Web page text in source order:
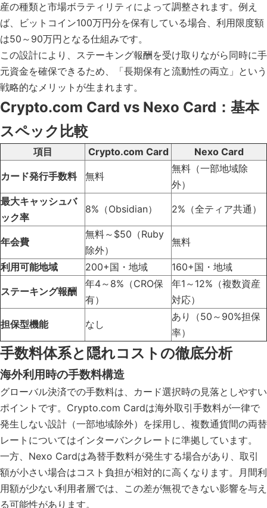
産の種類と市場ボラティリティによって調整されます。例え
ば、ビットコイン100万円分を保有している場合、利用限度額
は50～90万円となる仕組みです。
この設計により、ステーキング報酬を受け取りながら同時に手
元資金を確保できるため、「長期保有と流動性の両立」という
戦略的なメリットが生まれます。
Crypto.com Card vs Nexo Card：基本
スペック比較
項目 Crypto.com Card Nexo Card
カード発行手数料 無料
無料（一部地域除
外）
最大キャッシュバ
ック率
8%（Obsidian） 2%（全ティア共通）
年会費
無料～$50（Ruby
除外）
無料
利用可能地域 200+国・地域 160+国・地域
ステーキング報酬
年4～8%（CRO保
有）
年1～12%（複数資産
対応）
担保型機能 なし
あり（50～90%担保
率）
手数料体系と隠れコストの徹底分析
海外利用時の手数料構造
グローバル決済での手数料は、カード選択時の見落としやすい
ポイントです。Crypto.com Cardは海外取引手数料が一律で
発生しない設計（一部地域除外）を採用し、複数通貨間の両替
レートについてはインターバンクレートに準拠しています。
一方、Nexo Cardは為替手数料が発生する場合があり、取引
額が小さい場合はコスト負担が相対的に高くなります。月間利
用額が少ない利用者層では、この差が無視できない影響を与え
る可能性があります。